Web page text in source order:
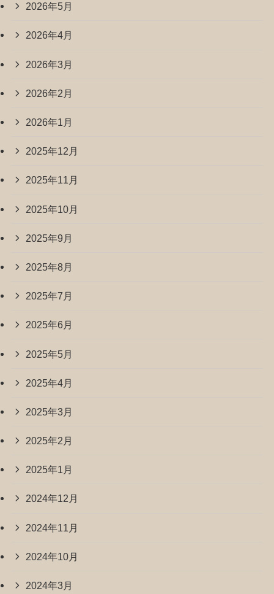
2026年5月
2026年4月
2026年3月
2026年2月
2026年1月
2025年12月
2025年11月
2025年10月
2025年9月
2025年8月
2025年7月
2025年6月
2025年5月
2025年4月
2025年3月
2025年2月
2025年1月
2024年12月
2024年11月
2024年10月
2024年3月